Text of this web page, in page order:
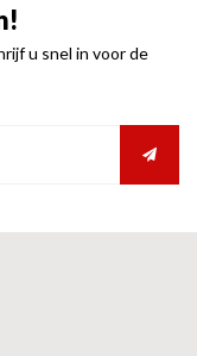
u snel in voor de